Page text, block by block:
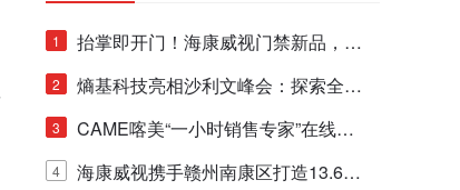
1
抬掌即开门！海康威视门禁新品，不
止认人脸，更认"掌"中静脉！
2
熵基科技亮相沙利文峰会：探索全栈
脑机技术商业化生态新路径
3
CAME喀美“一小时销售专家”在线赋
能培训正式启动！
4
海康威视携手赣州南康区打造13.6公